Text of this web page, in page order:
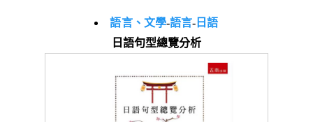
語言、文學-語言- 日語
日語句型總覽分析